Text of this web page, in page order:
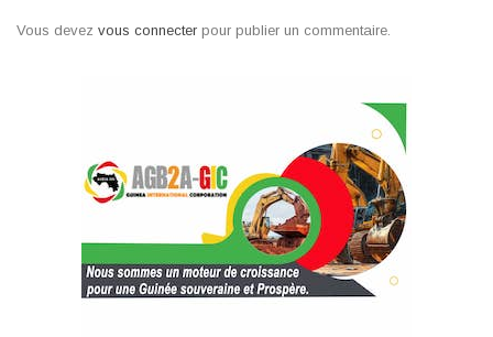
Vous devez vous connecter pour publier un commentaire.